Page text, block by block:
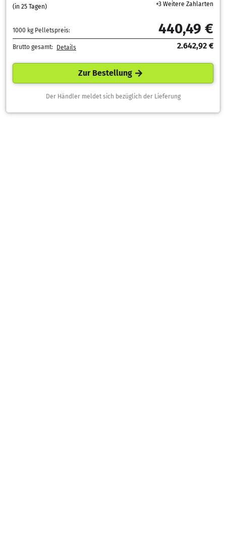
(in 25 Tagen)
+3 Weitere Zahlarten
1000 kg Pelletspreis: 440,49 €
Brutto gesamt: Details 2.642,92 €
Zur Bestellung
Der Händler meldet sich bezüglich der Lieferung